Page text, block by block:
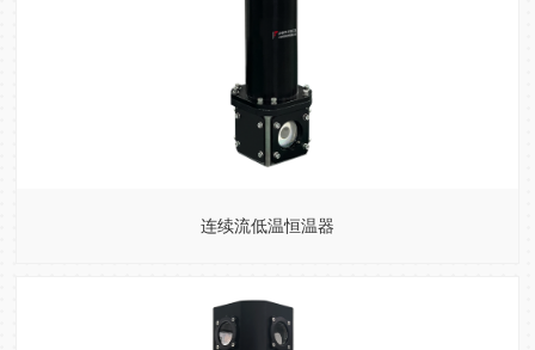
连续流低温恒温器